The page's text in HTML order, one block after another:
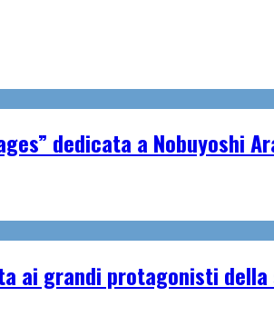
dedicata a Nobuyoshi
ai grandi protagonisti